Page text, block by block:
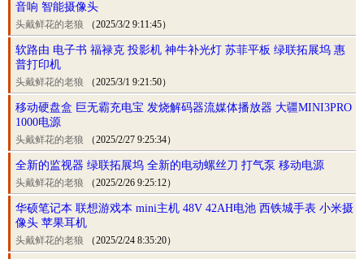
音响 智能摄像头
头戴鲜花的老狼 （2025/3/2 9:11:45）
软路由 电子书 福禄克 投影机 神牛补光灯 苏菲平板 绿联拓展坞 惠
普打印机
头戴鲜花的老狼 （2025/3/1 9:21:50）
移动硬盘盒 巨无霸充电宝 发烧解码器流媒体播放器 大疆MINI3PRO
1000电源
头戴鲜花的老狼 （2025/2/27 9:25:34）
全新的监视器 绿联拓展坞 全新的电动螺丝刀 打气泵 移动电源
头戴鲜花的老狼 （2025/2/26 9:25:12）
华硕笔记本 联想游戏本 mini主机 48V 42AH电池 西铁城手表 小米摄
像头 苹果耳机
头戴鲜花的老狼 （2025/2/24 8:35:20）